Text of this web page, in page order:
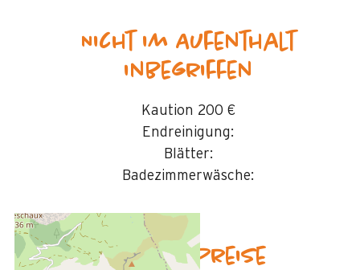
Nicht im Aufenthalt
inbegriffen
Kaution 200 €
Endreinigung:
Blätter:
Badezimmerwäsche:
Verfügbarkeit & Preise